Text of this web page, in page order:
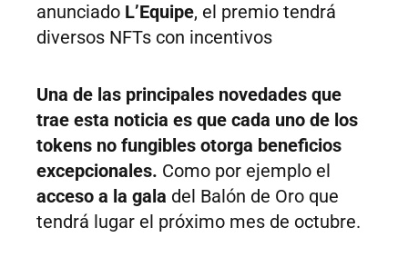
anunciado L’Equipe, el premio tendrá
diversos NFTs con incentivos
Una de las principales novedades que
trae esta noticia es que cada uno de los
tokens no fungibles otorga beneficios
excepcionales. Como por ejemplo el
acceso a la gala del Balón de Oro que
tendrá lugar el próximo mes de octubre.